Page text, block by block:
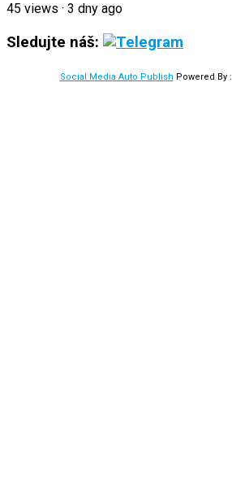
45 views · 3 dny ago
Sledujte náš:
Social Media Auto Publish Powered By :